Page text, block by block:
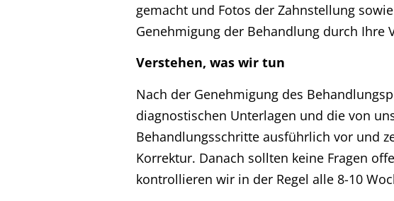
gemacht und Fotos der Zahnstellung
Genehmigung der Behandlung durch
Verstehen, was wir tun
Nach der Genehmigung des
diagnostischen Unterlagen und die von
Behandlungsschritte ausführlich vor und
Korrektur. Danach sollten keine Fragen
kontrollieren wir in der Regel alle 8-10